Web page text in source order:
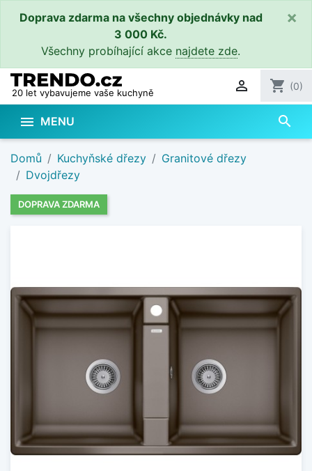
Doprava zdarma na všechny objednávky nad
3 000 Kč.
Všechny probíhající akce najdete zde.
×
20 let vybavujeme vaše kuchyně  shopping_cart (0)
 MENU search
Domů Kuchyňské dřezy
Granitové dřezy
Dvojdřezy
DOPRAVA ZDARMA